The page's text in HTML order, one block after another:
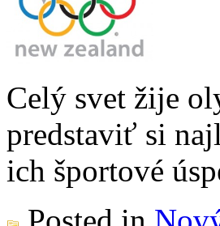
Celý svet žije
predstaviť si
ich športové